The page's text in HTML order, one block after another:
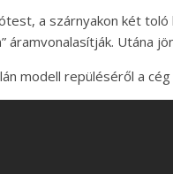
a szárnyakon két
áramvonalasítják. Utána
modell repüléséről a